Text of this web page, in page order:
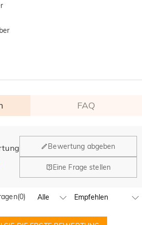
FAQ
Bewertung abgeben
Eine Frage stellen
(0)
Unternehmen?
sich in Los Angeles, Kalifornien,
ein Brand-Flagship-Geschäft in
up-Store in Singapur, wo Kunden vor
Wir werden unser globales